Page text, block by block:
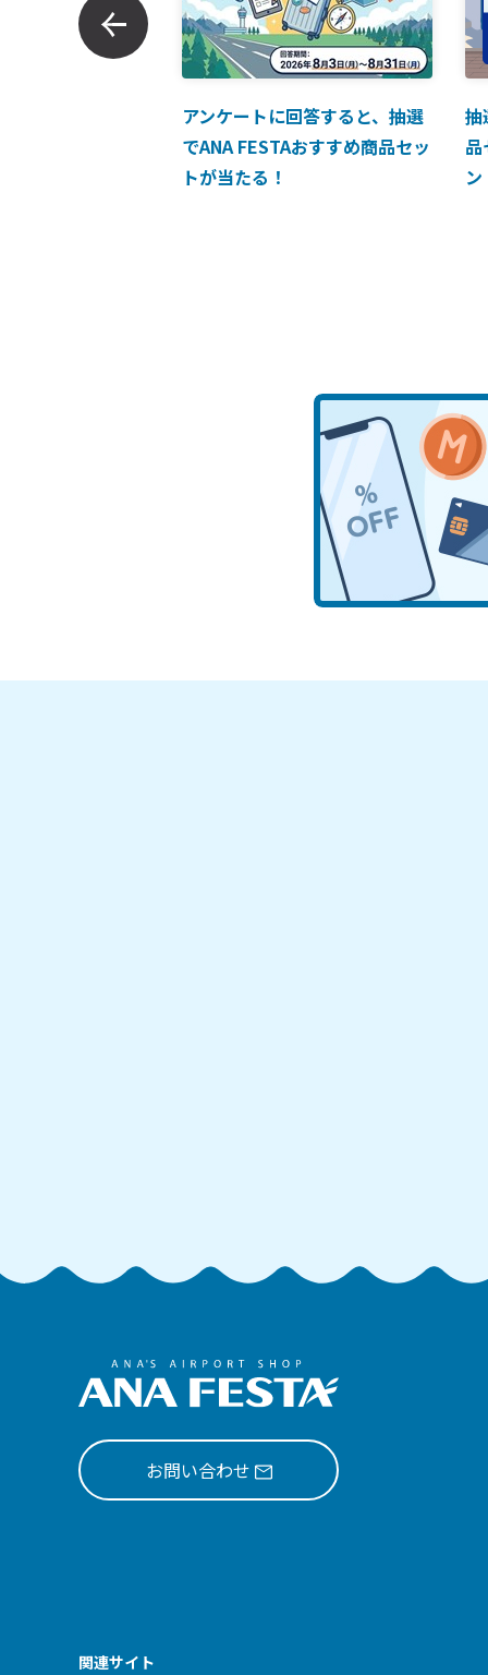
アンケートに回答すると、抽選
でANA FESTAおすすめ商品セッ
トが当たる！
抽
ン
お問い合わせ
関連サイト